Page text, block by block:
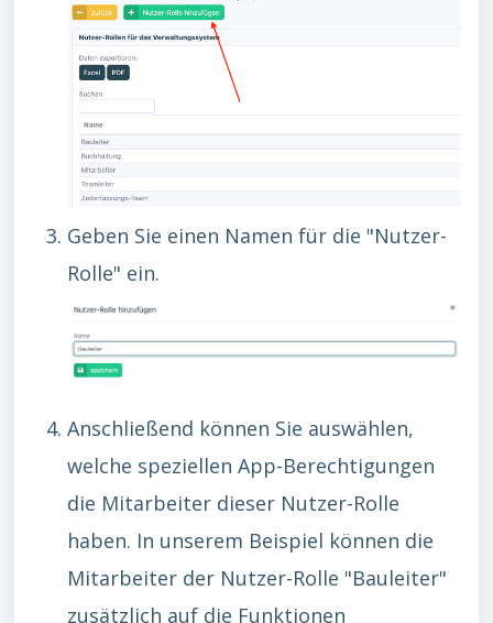
Geben Sie einen Namen für die "Nutzer-
Rolle" ein.
Anschließend können Sie auswählen,
welche speziellen App-Berechtigungen
die Mitarbeiter dieser Nutzer-Rolle
haben. In unserem Beispiel können die
Mitarbeiter der Nutzer-Rolle "Bauleiter"
zusätzlich auf die Funktionen